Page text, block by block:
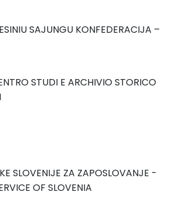
SAJUNGU KONFEDERACIJA –
STUDI E ARCHIVIO STORICO
SLOVENIJE ZA ZAPOSLOVANJE -
OF SLOVENIA